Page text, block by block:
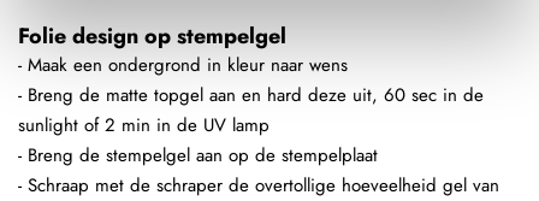
Folie design op stempelgel
- Maak een ondergrond in kleur naar wens
- Breng de matte topgel aan en hard deze uit, 60 sec in de
sunlight of 2 min in de UV lamp
- Breng de stempelgel aan op de stempelplaat
- Schraap met de schraper de overtollige hoeveelheid gel van